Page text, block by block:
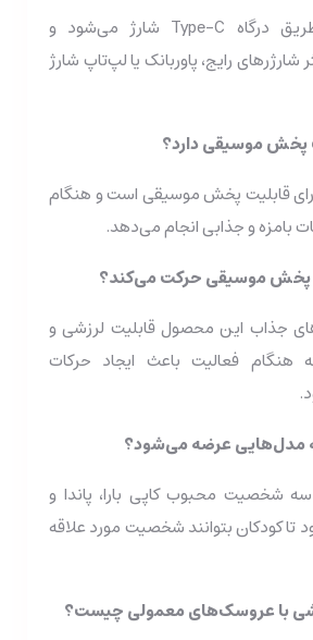
این محصول از طریق درگاه Type-C شارژ می‌شود و
شارژرهای رایج، پاوربانک یا لپ‌تاپ شارژ
پخش موسیقی دارد؟
قابلیت پخش موسیقی است و هنگام
بامزه و جذابی انجام می‌دهد.
پخش موسیقی حرکت می‌کند؟
جذاب این محصول قابلیت لرزشی و
فعالیت باعث ایجاد حرکات
مدل‌هایی عرضه می‌شود؟
شخصیت محبوب کاپی بارا، پاندا و
کودکان بتوانند شخصیت مورد علاقه
با عروسک‌های معمولی چیست؟